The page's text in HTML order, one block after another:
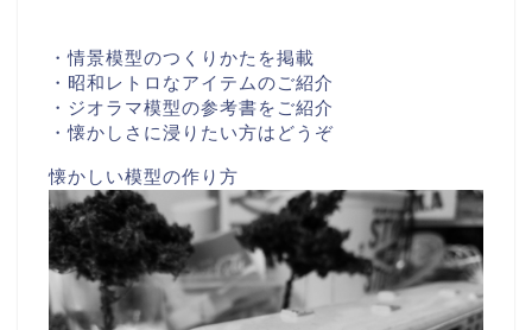
・情景模型のつくりかたを掲載
・昭和レトロなアイテムのご紹介
・ジオラマ模型の参考書をご紹介
・懐かしさに浸りたい方はどうぞ
懐かしい模型の作り方